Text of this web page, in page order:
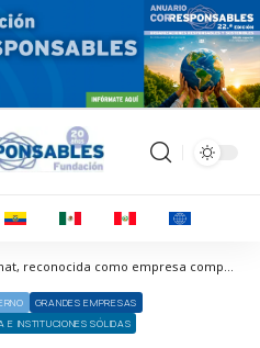
Corresponsables > Noticias > Solimat, reconocida como empresa comprometida con la Conciliación por la Fundación Másfamilia
GRANDES EMPRESAS
INSTITUCIONES SÓLIDAS